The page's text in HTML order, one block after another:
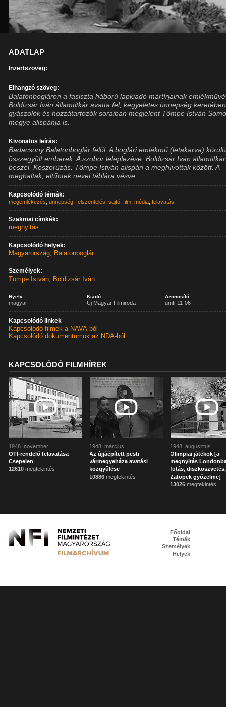
ADATLAP
Inzertszöveg:
Elhangzó szöveg:
Balatonbogláron a fasiszta háború lapkiadó mártírjainak
Boldizsár Iván államtitkár avatta fel, kegyeletes ünnepség
gyászolók és hozzátartozók soraiban megjelent Tömpe István
megye alispánja is.
Kivonatos leírás:
Badacsony Balatonboglár felől. A boglári emlékmű (letakarva)
összegyűlt emberek. A szobor leleplezése. Boldizsár Iván államtitkár
beszél. Koszorúzás. Tömpe István alispán a meghívottak között. A
meghaltak, eltűntek nevei táblára vésve.
Kapcsolódó témák:
megemlékezés ,ünnepség ,felszentelés ,sajtó ,film ,média ,felavatás
Szakmai címkék:
megnyitás
Kapcsolódó helyek:
Magyarország, Balatonboglár
Személyek:
Tömpe István, Boldizsár Iván
Nyelv:
magyar
Kiadó:
Új Magyar Filmiroda
Azonosító:
umfi-11-06
Kapcsolódó linkek
Kapcsolódó filmek a NAVA-ból
Kapcsolódó dokumentumok az NDA-ból
KAPCSOLÓDÓ FILMHÍREK
1948. november
OTI-rendelő felavatása
Csepelen
12610 megtekintés
1948. március
Az újjáépített pesti
vármegyeháza avatási
közgyűlése
10886 megtekintés
1948. augusztus
Olimpiai játékok [a
megnyitás
futás, diszkoszvetés,
Zatopek győzelme]
13026 megtekintés
Főoldal
Témák
Személyek
Helyek